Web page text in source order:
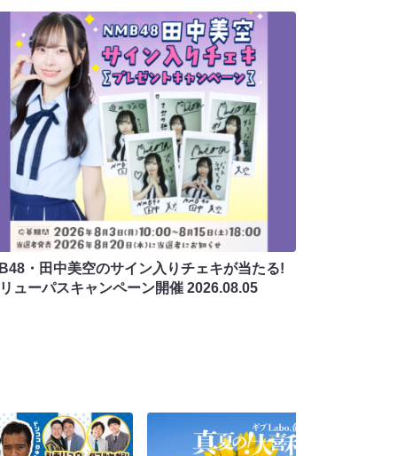
・田中美空のサイン入りチェキが当たる!
ューパスキャンペーン開催 2026.08.05